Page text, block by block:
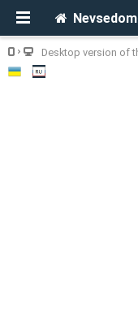
Desktop version of